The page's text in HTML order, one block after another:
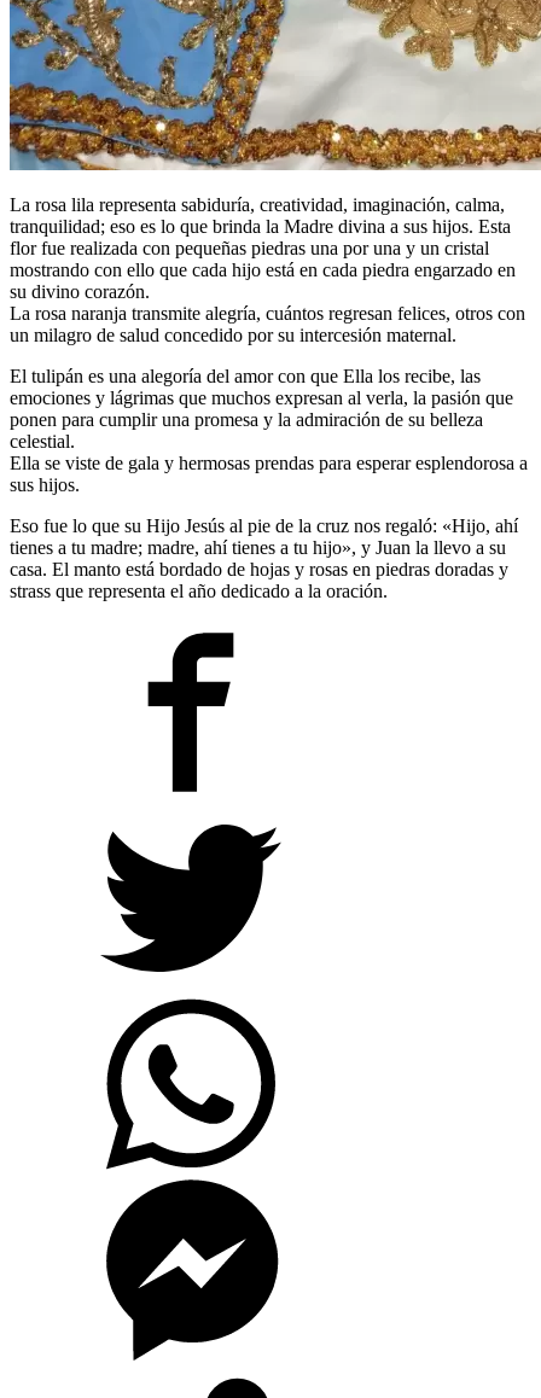
La rosa lila representa sabiduría, creatividad, imaginación, calma,
tranquilidad; eso es lo que brinda la Madre divina a sus hijos. Esta
flor fue realizada con pequeñas piedras una por una y un cristal
mostrando con ello que cada hijo está en cada piedra engarzado en
su divino corazón.
La rosa naranja transmite alegría, cuántos regresan felices, otros con
un milagro de salud concedido por su intercesión maternal.
El tulipán es una alegoría del amor con que Ella los recibe, las
emociones y lágrimas que muchos expresan al verla, la pasión que
ponen para cumplir una promesa y la admiración de su belleza
celestial.
Ella se viste de gala y hermosas prendas para esperar esplendorosa a
sus hijos.
Eso fue lo que su Hijo Jesús al pie de la cruz nos regaló: «Hijo, ahí
tienes a tu madre; madre, ahí tienes a tu hijo», y Juan la llevo a su
casa. El manto está bordado de hojas y rosas en piedras doradas y
strass que representa el año dedicado a la oración.